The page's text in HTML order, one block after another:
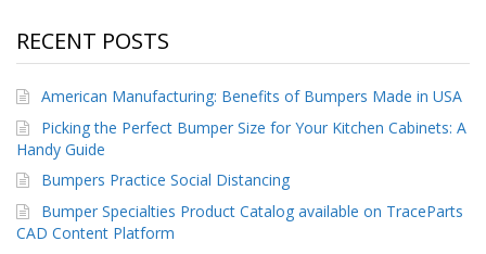
v
i
s
P
e
g
RECENT POSTS
American Manufacturing: Benefits of Bumpers Made in USA
Picking the Perfect Bumper Size for Your Kitchen Cabinets: A
Handy Guide
Bumpers Practice Social Distancing
Bumper Specialties Product Catalog available on TraceParts
CAD Content Platform